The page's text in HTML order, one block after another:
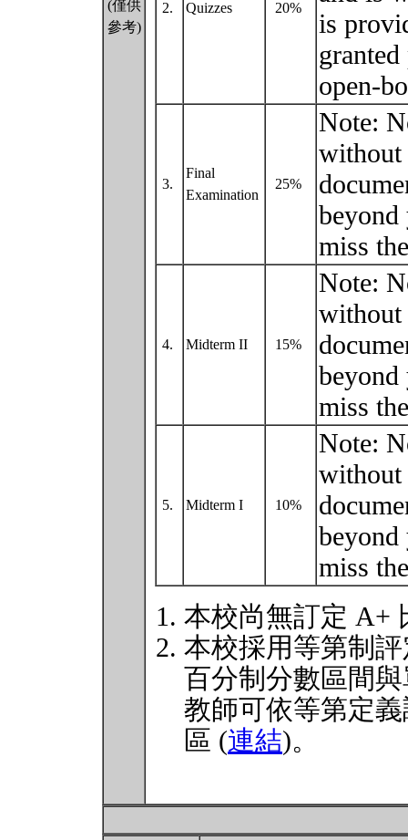
(僅供
參考)
2. Quizzes 20%
is
open-
3.
Final
Examination
25%
Note:
without
beyond
miss
4. Midterm II 15%
Note:
without
beyond
miss
5. Midterm I 10%
Note:
without
beyond
miss
本校尚無訂定 A+
本校採用等第制
百分制分數區間
教師可依等第定
區 (連結)。